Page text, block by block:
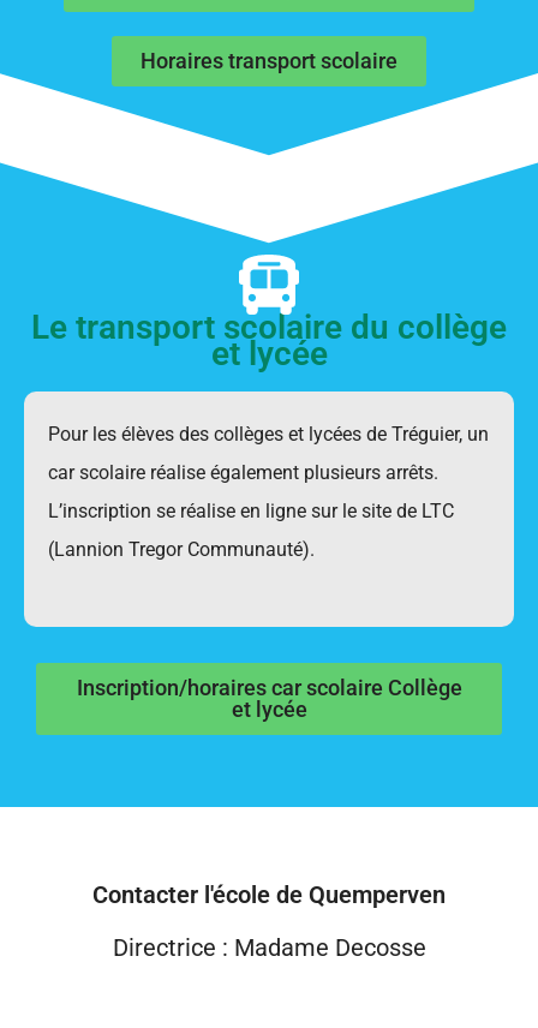
Horaires transport scolaire
Le transport scolaire du collège
et lycée
Pour les élèves des collèges et lycées de Tréguier, un
car scolaire réalise également plusieurs arrêts.
L’inscription se réalise en ligne sur le site de LTC
(Lannion Tregor Communauté).
Inscription/horaires car scolaire Collège
et lycée
Contacter l'école de Quemperven
Directrice : Madame Decosse